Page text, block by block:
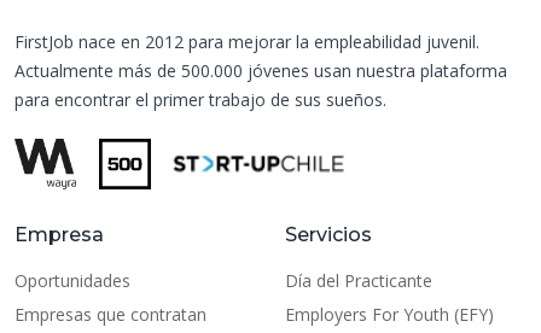
FirstJob nace en 2012 para mejorar la empleabilidad juvenil.
Actualmente más de 500.000 jóvenes usan nuestra plataforma
para encontrar el primer trabajo de sus sueños.
Empresa
Oportunidades
Empresas que contratan
Servicios
Día del Practicante
Employers For Youth (EFY)